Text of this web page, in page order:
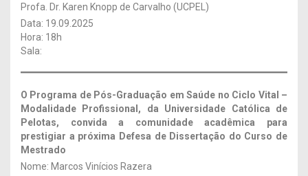
Profa. Dr. Karen Knopp de Carvalho (UCPEL)
Data: 19.09.2025
Hora: 18h
Sala:
O Programa de Pós-Graduação em Saúde no Ciclo Vital –
Modalidade Profissional, da Universidade Católica de
Pelotas, convida a comunidade acadêmica para
prestigiar a próxima Defesa de Dissertação do Curso de
Mestrado
Nome: Marcos Vinícios Razera